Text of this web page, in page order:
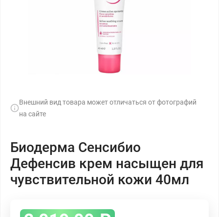
Внешний вид товара может отличаться от фотографий
на сайте
Биодерма Сенсибио
Дефенсив крем насыщен для
чувствительной кожи 40мл